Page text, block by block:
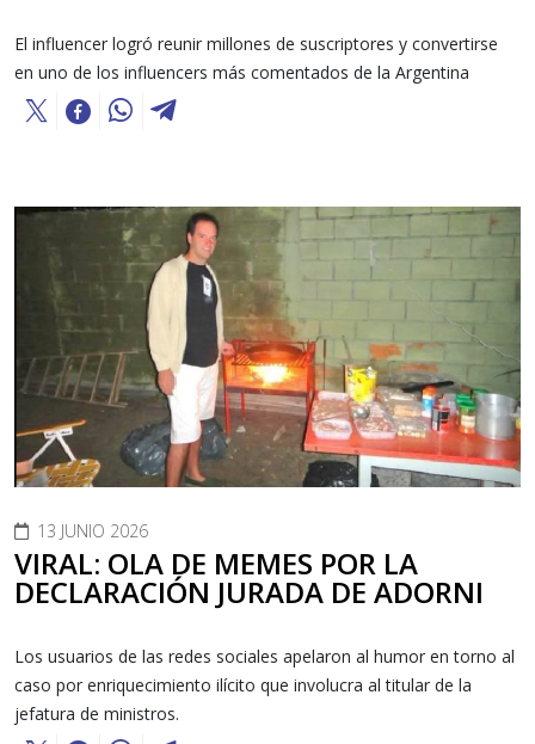
El influencer logró reunir millones de suscriptores y convertirse
en uno de los influencers más comentados de la Argentina
13 JUNIO 2026
VIRAL: OLA DE MEMES POR LA
DECLARACIÓN JURADA DE ADORNI
Los usuarios de las redes sociales apelaron al humor en torno al
caso por enriquecimiento ilícito que involucra al titular de la
jefatura de ministros.